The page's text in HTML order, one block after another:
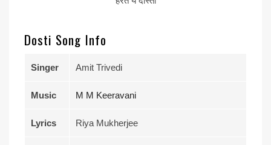
Dosti Song Info
Singer Amit Trivedi
Music M M Keeravani
Lyrics Riya Mukherjee